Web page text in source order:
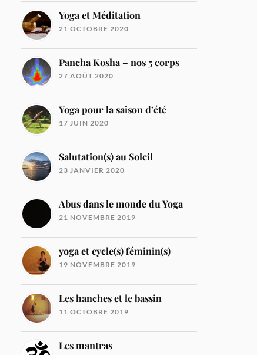
Yoga et Méditation
21 OCTOBRE 2020
Pancha Kosha – nos 5 corps
27 AOÛT 2020
Yoga pour la saison d’été
17 JUIN 2020
Salutation(s) au Soleil
23 JANVIER 2020
Abus dans le monde du Yoga
21 NOVEMBRE 2019
yoga et cycle(s) féminin(s)
19 NOVEMBRE 2019
Les hanches et le bassin
11 OCTOBRE 2019
Les mantras